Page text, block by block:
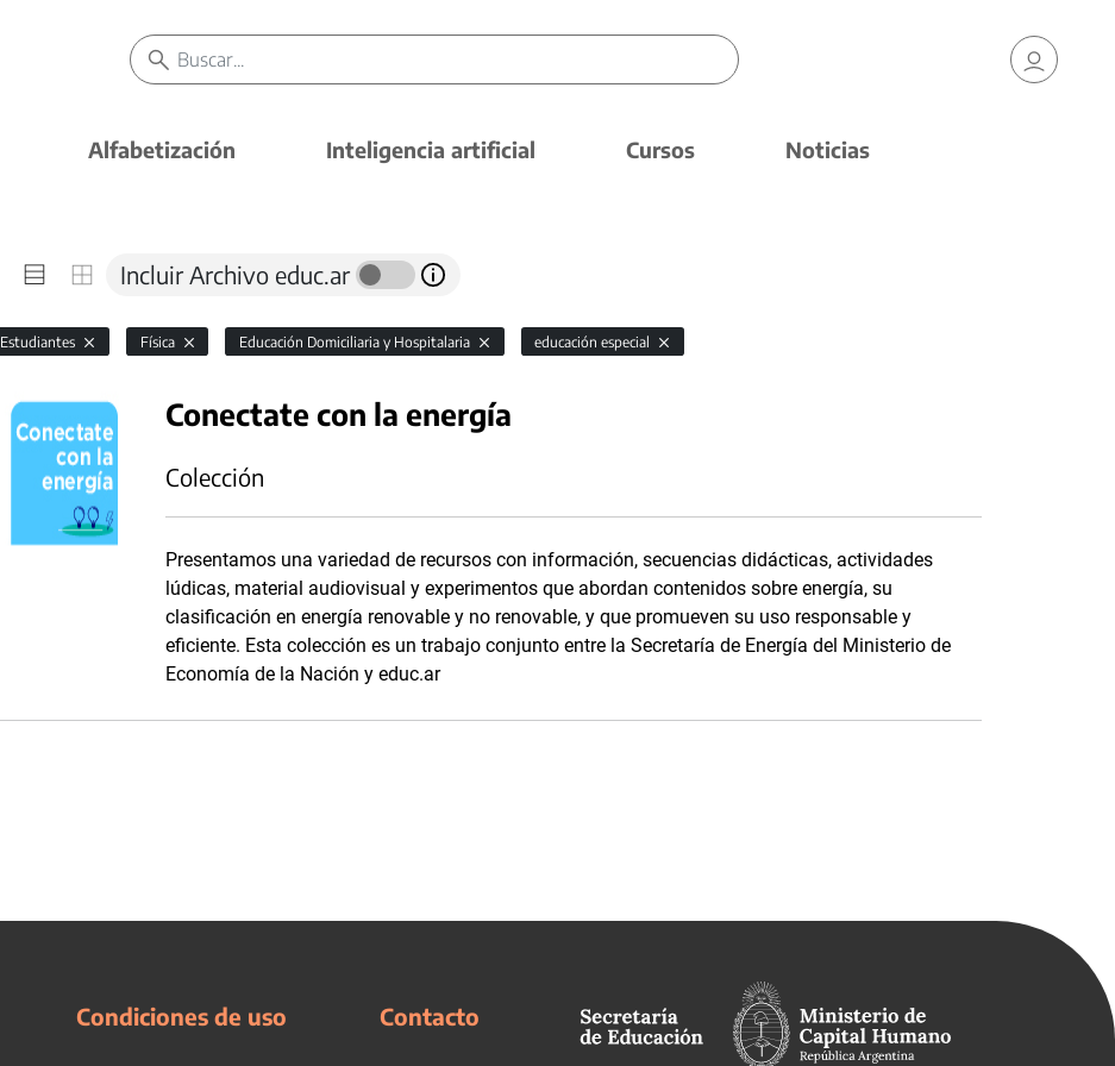
Alfabetización Inteligencia artificial Cursos Noticias
Incluir Archivo educ.ar
Estudiantes Física Educación Domiciliaria y Hospitalaria educación especial
Conectate con la energía
Colección
Presentamos una variedad de recursos con información, secuencias didácticas, actividades
lúdicas, material audiovisual y experimentos que abordan contenidos sobre energía, su
clasificación en energía renovable y no renovable, y que promueven su uso responsable y
eficiente. Esta colección es un trabajo conjunto entre la Secretaría de Energía del Ministerio de
Economía de la Nación y educ.ar
Condiciones de uso Contacto